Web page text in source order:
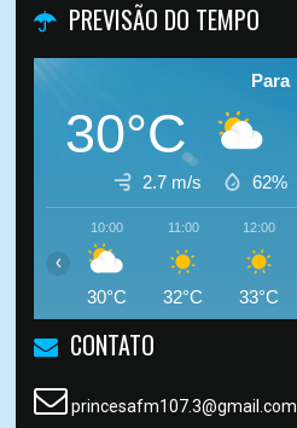
PREVISÃO DO TEMPO
Para
30°C
2.7 m/s 62%
10:00
30°C
11:00
32°C
12:00
33°C
‹
CONTATO
princesafm107.3@gmail.com